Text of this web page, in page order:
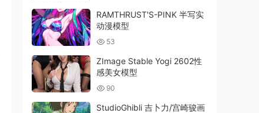
RAMTHRUST'S-PINK 半写实
动漫模型
53
ZImage Stable Yogi 2602性
感美女模型
90
StudioGhibli 吉卜力/宫崎骏画